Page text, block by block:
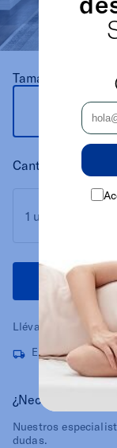
Tamaño
Único
25cm x
Cantidad (Más
1 unidad
Llévate tus
Entrega rápida
¿Necesitas ayuda?
Nuestros
dudas.